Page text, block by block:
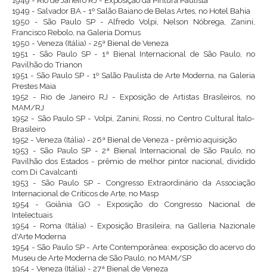
1949 - Salvador BA - 1º Salão Baiano de Belas Artes, no Hotel Bahia
1950 - São Paulo SP - Alfredo Volpi, Nelson Nóbrega, Zanini,
Francisco Rebolo, na Galeria Domus
1950 - Veneza (Itália) - 25ª Bienal de Veneza
1951 - São Paulo SP - 1ª Bienal Internacional de São Paulo, no
Pavilhão do Trianon
1951 - São Paulo SP - 1º Salão Paulista de Arte Moderna, na Galeria
Prestes Maia
1952 - Rio de Janeiro RJ - Exposição de Artistas Brasileiros, no
MAM/RJ
1952 - São Paulo SP - Volpi, Zanini, Rossi, no Centro Cultural Ítalo-
Brasileiro
1952 - Veneza (Itália) - 26ª Bienal de Veneza - prêmio aquisição
1953 - São Paulo SP - 2ª Bienal Internacional de São Paulo, no
Pavilhão dos Estados - prêmio de melhor pintor nacional, dividido
com Di Cavalcanti
1953 - São Paulo SP - Congresso Extraordinário da Associação
Internacional de Críticos de Arte, no Masp
1954 - Goiânia GO - Exposição do Congresso Nacional de
Intelectuais
1954 - Roma (Itália) - Exposição Brasileira, na Galleria Nazionale
d'Arte Moderna
1954 - São Paulo SP - Arte Contemporânea: exposição do acervo do
Museu de Arte Moderna de São Paulo, no MAM/SP
1954 - Veneza (Itália) - 27ª Bienal de Veneza